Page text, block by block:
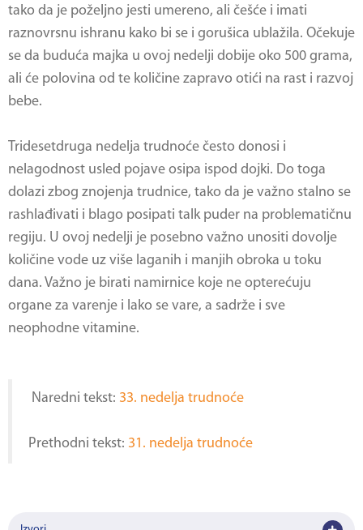
tako da je poželjno jesti umereno, ali češće i imati
raznovrsnu ishranu kako bi se i gorušica ublažila. Očekuje
se da buduća majka u ovoj nedelji dobije oko 500 grama,
ali će polovina od te količine zapravo otići na rast i razvoj
bebe.
Tridesetdruga nedelja trudnoće često donosi i
nelagodnost usled pojave osipa ispod dojki. Do toga
dolazi zbog znojenja trudnice, tako da je važno stalno se
rashlađivati i blago posipati talk puder na problematičnu
regiju. U ovoj nedelji je posebno važno unositi dovolje
količine vode uz više laganih i manjih obroka u toku
dana. Važno je birati namirnice koje ne opterećuju
organe za varenje i lako se vare, a sadrže i sve
neophodne vitamine.
Naredni tekst: 33. nedelja trudnoće
Prethodni tekst: 31. nedelja trudnoće